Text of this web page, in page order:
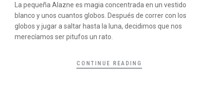
La pequeña Alazne es magia concentrada en un vestido
blanco y unos cuantos globos. Después de correr con los
globos y jugar a saltar hasta la luna, decidimos que nos
merecíamos ser pitufos un rato.
CONTINUE READING